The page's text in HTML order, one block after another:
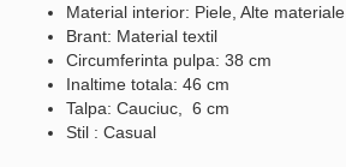
Material interior: Piele, Alte materiale
Brant: Material textil
Circumferinta pulpa: 38 cm
Inaltime totala: 46 cm
Talpa: Cauciuc, 6 cm
Stil : Casual